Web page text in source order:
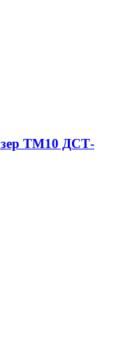
ТМ10 ДСТ-